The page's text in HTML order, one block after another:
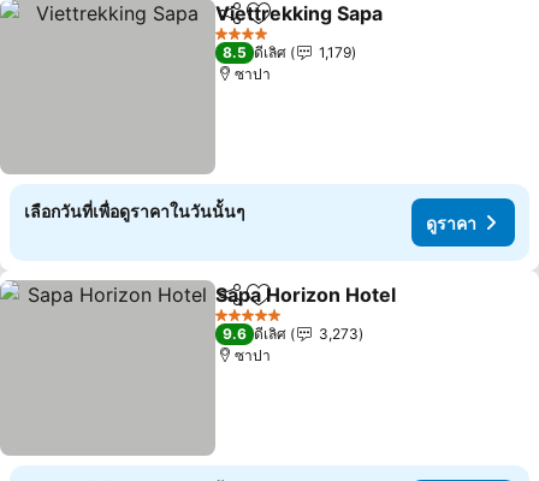
แชร์ เพิ่มในรายการโปรด
Viettrekking Sapa
4 ดาว
8.5 ดีเลิศ
1,179
ซาปา
เลือกวันที่เพื่อดูราคาในวันนั้นๆ
ดูราคา
แชร์ เพิ่มในรายการโปรด
Sapa Horizon Hotel
5 ดาว
9.6 ดีเลิศ
3,273
ซาปา